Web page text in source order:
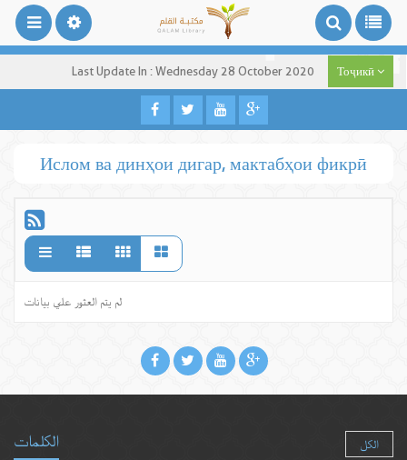
Last Update In : Wednesday 28 October 2020 Тоҷикӣ
Ислом ва динҳои дигар, мактабҳои фикрӣ
لم يتم العثور علي بيانات
الكلمات الكل